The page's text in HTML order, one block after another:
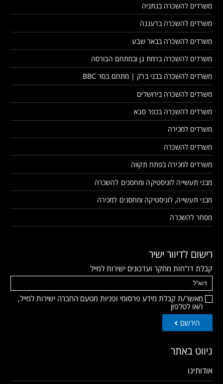
משרדים להשכרה בנתניה
משרדים להשכרה ברעננה
משרדים להשכרה בבאר שבע
משרדים להשכרה ברמת גן ובמתחם הבורסה
משרדים להשכרה בבני ברק | מתחם בסר BBC
משרדים להשכרה בירושלים
משרדים להשכרה בכפר סבא
משרדים למכירה
משרדים להשכרה
משרדים למכירה בפתח תקווה
מבני תעשייה לוגיסטיקה ומחסנים להשכרה
מבני תעשייה, לוגיסטיקה ומחסנים למכירה
מסחר להשכרה
רישום לדיוור ישיר
קבלת דו"חות מחקר ועדכונים ישירות למייל
מאשר/ת קבלת מידע פרסומי ופניות מטעם החברה ישירות למייל,
ו/או לטלפון
הירשם
ניווט באתר
אודותינו